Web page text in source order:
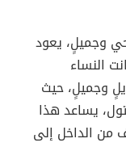
وجميلٍ، يعود
النساء
وجميلٍ، حيث
يساعد هذا
من الداخل إلى